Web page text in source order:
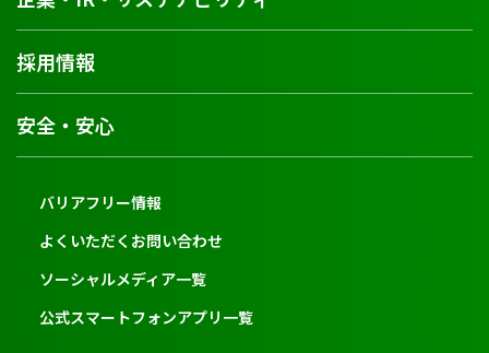
採用情報
安全・安心
バリアフリー情報
よくいただくお問い合わせ
ソーシャルメディア一覧
公式スマートフォンアプリ一覧